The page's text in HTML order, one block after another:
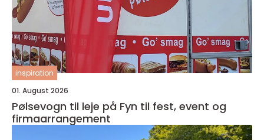
inspiration
01. August 2026
Pølsevogn til leje på Fyn til fest, event og
firmaarrangement